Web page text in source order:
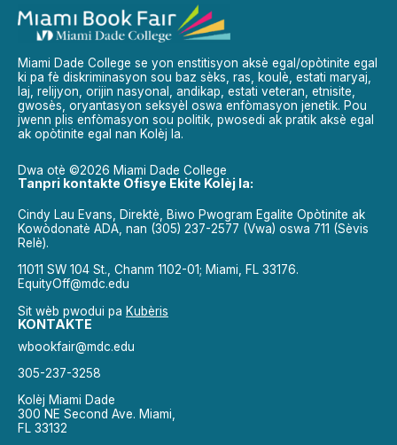
Miami Dade College se yon enstitisyon aksè egal/opòtinite egal
ki pa fè diskriminasyon sou baz sèks, ras, koulè, estati maryaj,
laj, relijyon, orijin nasyonal, andikap, estati veteran, etnisite,
gwosès, oryantasyon seksyèl oswa enfòmasyon jenetik. Pou
jwenn plis enfòmasyon sou politik, pwosedi ak pratik aksè egal
ak opòtinite egal nan Kolèj la.
Dwa otè ©2026 Miami Dade College
Tanpri kontakte Ofisye Ekite Kolèj la:
Cindy Lau Evans, Direktè, Biwo Pwogram Egalite Opòtinite ak
Kowòdonatè ADA, nan (305) 237-2577 (Vwa) oswa 711 (Sèvis
Relè).
11011 SW 104 St., Chanm 1102-01; Miami, FL 33176.
EquityOff@mdc.edu
Sit wèb pwodui pa Kubèris
KONTAKTE
wbookfair@mdc.edu
305-237-3258
Kolèj Miami Dade
300 NE Second Ave. Miami,
FL 33132